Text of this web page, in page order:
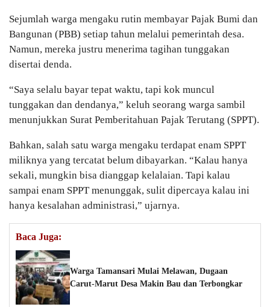
Sejumlah warga mengaku rutin membayar Pajak Bumi dan
Bangunan (PBB) setiap tahun melalui pemerintah desa.
Namun, mereka justru menerima tagihan tunggakan
disertai denda.
“Saya selalu bayar tepat waktu, tapi kok muncul
tunggakan dan dendanya,” keluh seorang warga sambil
menunjukkan Surat Pemberitahuan Pajak Terutang (SPPT).
Bahkan, salah satu warga mengaku terdapat enam SPPT
miliknya yang tercatat belum dibayarkan. “Kalau hanya
sekali, mungkin bisa dianggap kelalaian. Tapi kalau
sampai enam SPPT menunggak, sulit dipercaya kalau ini
hanya kesalahan administrasi,” ujarnya.
Baca Juga:
Warga Tamansari Mulai Melawan, Dugaan
Carut-Marut Desa Makin Bau dan Terbongkar